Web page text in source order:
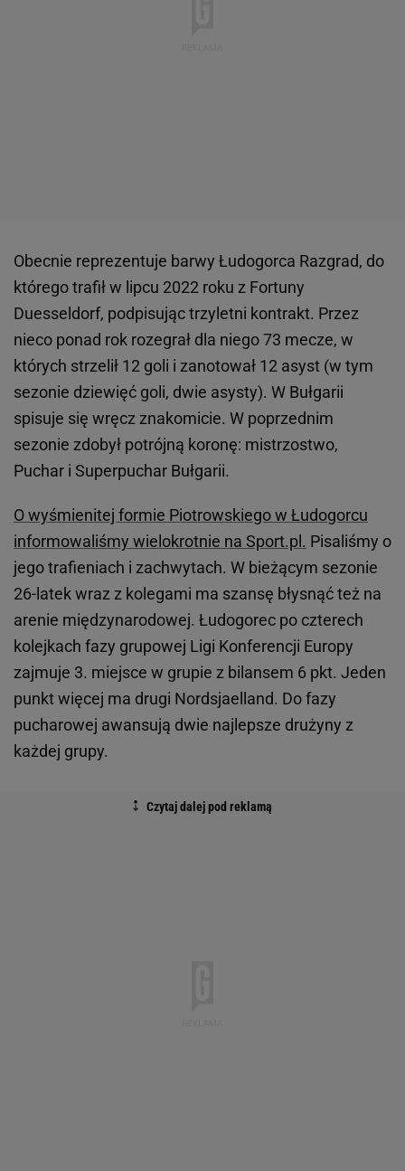
Obecnie reprezentuje barwy Łudogorca Razgrad, do
którego trafił w lipcu 2022 roku z Fortuny
Duesseldorf, podpisując trzyletni kontrakt. Przez
nieco ponad rok rozegrał dla niego 73 mecze, w
których strzelił 12 goli i zanotował 12 asyst (w tym
sezonie dziewięć goli, dwie asysty). W Bułgarii
spisuje się wręcz znakomicie. W poprzednim
sezonie zdobył potrójną koronę: mistrzostwo,
Puchar i Superpuchar Bułgarii.
O wyśmienitej formie Piotrowskiego w Łudogorcu
informowaliśmy wielokrotnie na Sport.pl. Pisaliśmy o
jego trafieniach i zachwytach. W bieżącym sezonie
26-latek wraz z kolegami ma szansę błysnąć też na
arenie międzynarodowej. Łudogorec po czterech
kolejkach fazy grupowej Ligi Konferencji Europy
zajmuje 3. miejsce w grupie z bilansem 6 pkt. Jeden
punkt więcej ma drugi Nordsjaelland. Do fazy
pucharowej awansują dwie najlepsze drużyny z
każdej grupy.